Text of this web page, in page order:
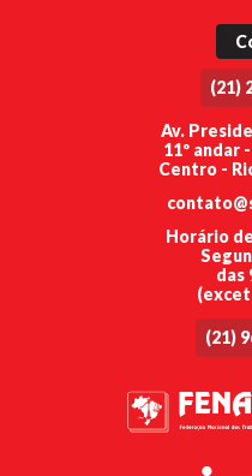
(21)
Av.
11º andar
Centro -
Horário
das
(21)